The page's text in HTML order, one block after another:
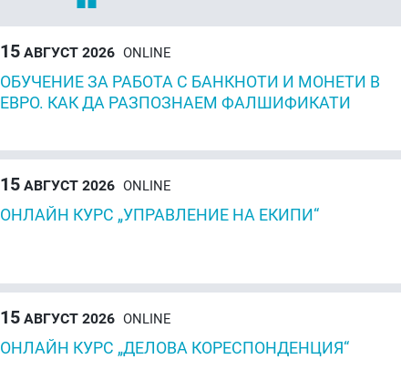
15АВГУСТ 2026 ONLINE
ОБУЧЕНИЕ ЗА РАБОТА С БАНКНОТИ И МОНЕТИ В
ЕВРО. КАК ДА РАЗПОЗНАЕМ ФАЛШИФИКАТИ
15АВГУСТ 2026 ONLINE
ОНЛАЙН КУРС „УПРАВЛЕНИЕ НА ЕКИПИ“
15АВГУСТ 2026 ONLINE
ОНЛАЙН КУРС „ДЕЛОВА КОРЕСПОНДЕНЦИЯ“